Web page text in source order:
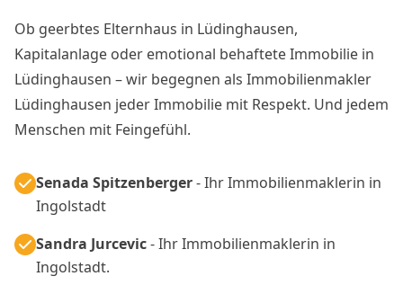
Ob geerbtes Elternhaus in Lüdinghausen,
Kapitalanlage oder emotional behaftete Immobilie in
Lüdinghausen – wir begegnen als Immobilienmakler
Lüdinghausen jeder Immobilie mit Respekt. Und jedem
Menschen mit Feingefühl.
Senada Spitzenberger- Ihr Immobilienmaklerin in
Ingolstadt
Sandra Jurcevic- Ihr Immobilienmaklerin in
Ingolstadt.